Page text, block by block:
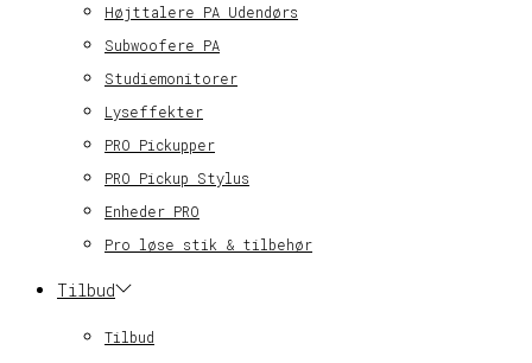
Højttalere PA Udendørs
Subwoofere PA
Studiemonitorer
Lyseffekter
PRO Pickupper
PRO Pickup Stylus
Enheder PRO
Pro løse stik & tilbehør
Tilbud
Tilbud